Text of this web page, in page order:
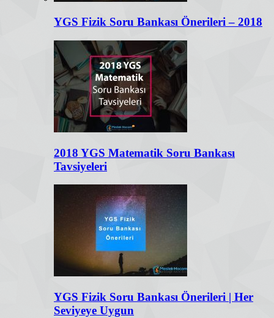
YGS Fizik Soru Bankası Önerileri – 2018
2018 YGS Matematik Soru Bankası
Tavsiyeleri
YGS Fizik Soru Bankası Önerileri | Her
Seviyeye Uygun